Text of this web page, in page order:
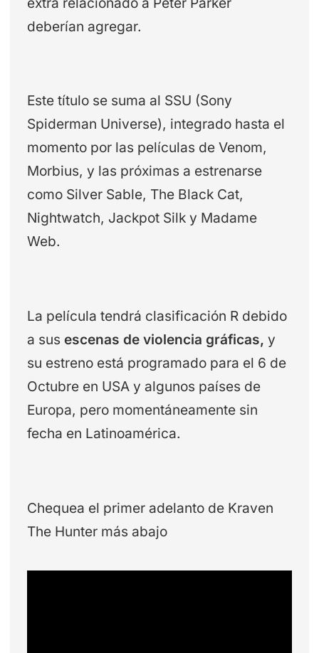
deberían agregar.
Este título se suma al SSU (Sony
Spiderman Universe), integrado hasta el
momento por las películas de Venom,
Morbius, y las próximas a estrenarse
como Silver Sable, The Black Cat,
Nightwatch, Jackpot Silk y Madame
Web.
La película tendrá clasificación R debido
a susescenas de violencia gráficas, y
su estreno está programado para el 6 de
Octubre en USA y algunos países de
Europa, pero momentáneamente sin
fecha en Latinoamérica.
Chequea el primer adelanto de Kraven
The Hunter más abajo